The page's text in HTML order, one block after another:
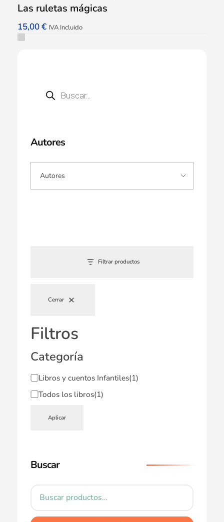
Las ruletas mágicas
15,00€ IVA Incluido
Autores
Filtrar productos
Cerrar
Filtros
Categoría
Libros y cuentos Infantiles(1)
Todos los libros(1)
Aplicar
Buscar